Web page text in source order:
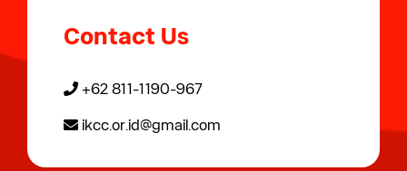
Contact Us
+62 811-1190-967
ikcc.or.id@gmail.com